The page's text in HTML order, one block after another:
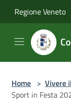
Regione Veneto
Home > Vivere
Sport in Festa